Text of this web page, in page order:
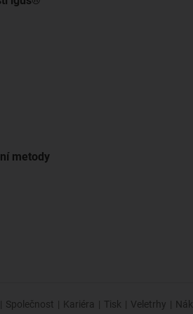
metody
| Společnost | Kariéra | Tisk | Veletrhy |